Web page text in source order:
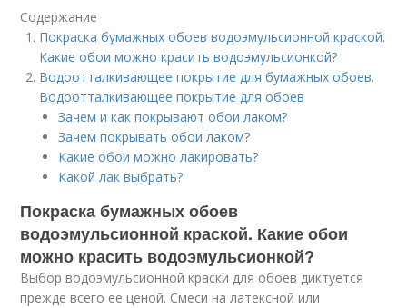
Содержание
Покраска бумажных обоев водоэмульсионной краской.
Какие обои можно красить водоэмульсионкой?
Водоотталкивающее покрытие для бумажных обоев.
Водоотталкивающее покрытие для обоев
Зачем и как покрывают обои лаком?
Зачем покрывать обои лаком?
Какие обои можно лакировать?
Какой лак выбрать?
Покраска бумажных обоев
водоэмульсионной краской. Какие обои
можно красить водоэмульсионкой?
Выбор водоэмульсионной краски для обоев диктуется
прежде всего ее ценой. Смеси на латексной или